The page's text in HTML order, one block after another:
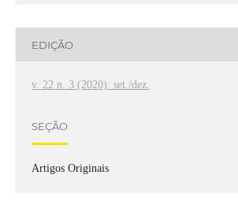
EDIÇÃO
v. 22 n. 3 (2020): set./dez.
SEÇÃO
Artigos Originais